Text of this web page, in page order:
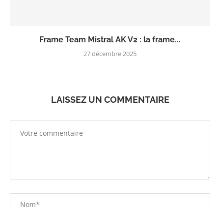
Frame Team Mistral AK V2 : la frame...
27 décembre 2025
LAISSEZ UN COMMENTAIRE